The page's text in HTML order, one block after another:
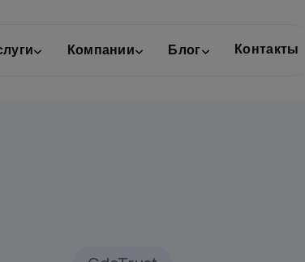
Компании Блог Контакты